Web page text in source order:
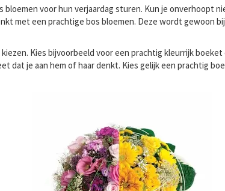
voor hun verjaardag sturen. Kun je onverhoopt
met een prachtige bos bloemen. Deze wordt gewoon
Kies bijvoorbeeld voor een prachtig kleurrijk
dat je aan hem of haar denkt. Kies gelijk een prachtig